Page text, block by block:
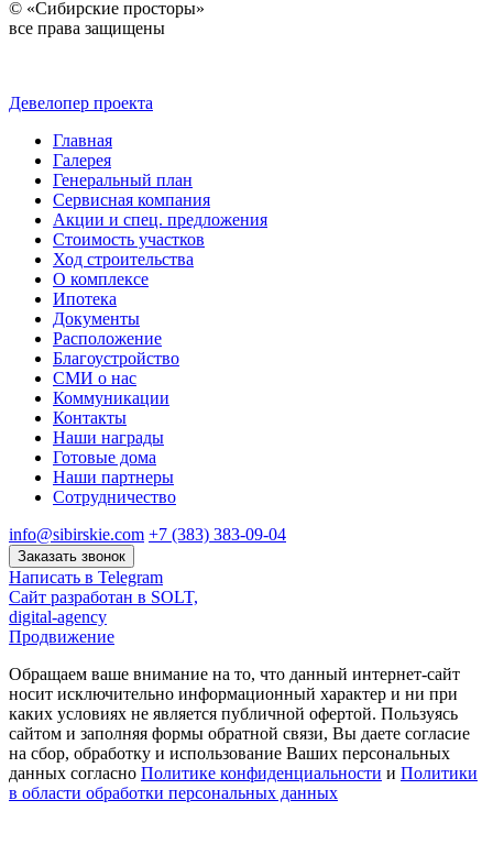
© «Сибирские просторы»
все права защищены
Девелопер проекта
Главная
Галерея
Генеральный план
Сервисная компания
Акции и спец. предложения
Стоимость участков
Ход строительства
О комплексе
Ипотека
Документы
Расположение
Благоустройство
СМИ о нас
Коммуникации
Контакты
Наши награды
Готовые дома
Наши партнеры
Сотрудничество
info@sibirskie.com +7 (383) 383-09-04
Заказать звонок
Написать в Telegram
Сайт разработан в SOLT,
digital-agency
Продвижение
Обращаем ваше внимание на то, что данный интернет-сайт
носит исключительно информационный характер и ни при
каких условиях не является публичной офертой. Пользуясь
сайтом и заполняя формы обратной связи, Вы даете согласие
на сбор, обработку и использование Ваших персональных
данных согласно Политике конфиденциальности и Политики
в области обработки персональных данных